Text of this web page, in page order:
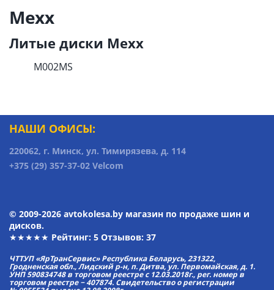
Mexx
Литые диски Mexx
M002MS
НАШИ ОФИСЫ:
220062, г. Минск, ул. Тимирязева, д. 114
+375 (29) 357-37-02 Velcom
© 2009-2026 avtokolesa.by магазин по продаже шин и
дисков.
★★★★★ Рейтинг: 5 Отзывов: 37
ЧТТУП «ЯрТранСервис» Республика Беларусь, 231322,
Гродненская обл., Лидский р-н, п. Дитва, ул. Первомайская, д. 1.
УНП 590834748 в торговом реестре с 12.03.2018г., рег. номер в
торговом реестре − 407874. Свидетельство о регистрации